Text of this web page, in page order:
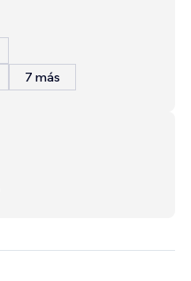
7 más